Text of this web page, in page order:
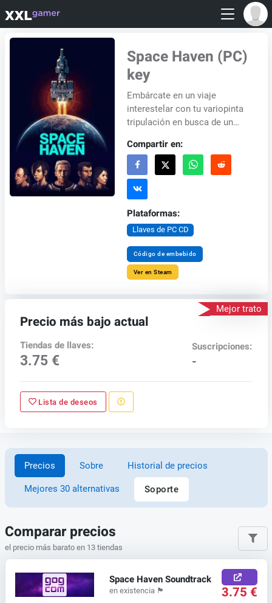
Space Haven (PC)
key
Embárcate en un viaje
interestelar con tu variopinta
tripulación en busca de un
naves espaciales pieza a
pieza, optimiza los en...
Compartir en:
Plataformas:
Llaves de PC CD
Código de embebido
Ver en Steam
Mejor trato
Precio más bajo actual
Tiendas de llaves:
3.75 €
Suscripciones:
-
Lista de deseos
Precios Sobre Historial de precios
Mejores 30 alternativas Soporte
Comparar precios
el precio más barato en 13 tiendas
Space Haven Soundtrack
en existencia 🏴 3.75 €